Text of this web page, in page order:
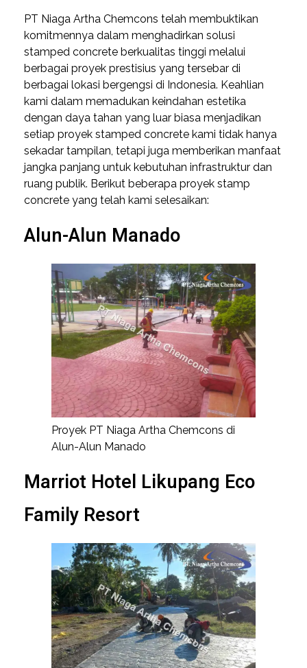
PT Niaga Artha Chemcons telah membuktikan
komitmennya dalam menghadirkan solusi
stamped concrete berkualitas tinggi melalui
berbagai proyek prestisius yang tersebar di
berbagai lokasi bergengsi di Indonesia. Keahlian
kami dalam memadukan keindahan estetika
dengan daya tahan yang luar biasa menjadikan
setiap proyek stamped concrete kami tidak hanya
sekadar tampilan, tetapi juga memberikan manfaat
jangka panjang untuk kebutuhan infrastruktur dan
ruang publik. Berikut beberapa proyek stamp
concrete yang telah kami selesaikan:
Alun-Alun Manado
Proyek PT Niaga Artha Chemcons di
Alun-Alun Manado
Marriot Hotel Likupang Eco
Family Resort